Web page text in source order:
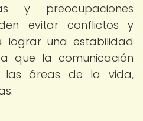
y preocupaciones
evitar conflictos y
lograr una estabilidad
que la comunicación
áreas de la vida,